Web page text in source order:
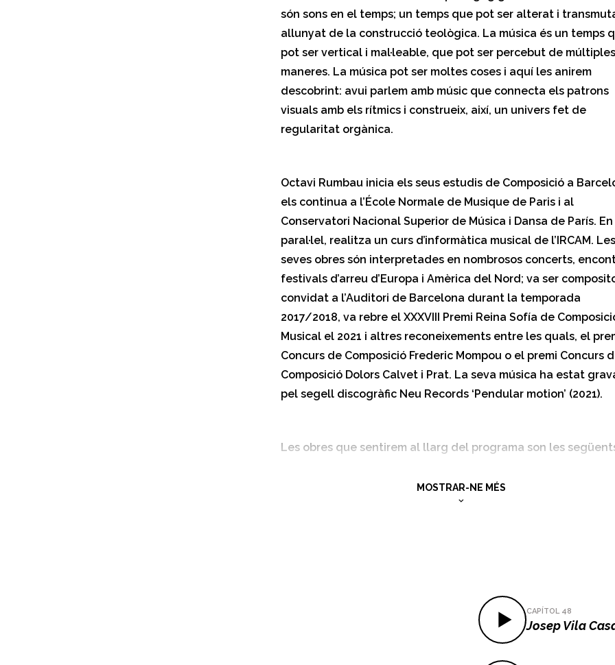
són sons en el temps; un temps que pot ser alterat i
allunyat de la construcció teològica. La música és un temps
pot ser vertical i mal·leable, que pot ser percebut de múltiples
maneres. La música pot ser moltes coses i aquí les anirem
descobrint: avui parlem amb músic que connecta els patrons
visuals amb els rítmics i construeix, així, un univers fet de
regularitat orgànica.
Octavi Rumbau inicia els seus estudis de Composició a
els continua a l’École Normale de Musique de Paris i al
Conservatori Nacional Superior de Música i Dansa de París. En
paral·lel, realitza un curs d’informàtica musical de l’IRCAM. Les
seves obres són interpretades en nombrosos concerts,
festivals d’arreu d’Europa i Amèrica del Nord; va ser
convidat a l’Auditori de Barcelona durant la temporada
2017/2018, va rebre el XXXVIII Premi Reina Sofía de
Musical el 2021 i altres reconeixements entre les quals, el
Concurs de Composició Frederic Mompou o el premi Concurs
Composició Dolors Calvet i Prat. La seva música ha estat
pel segell discogràfic Neu Records ‘Pendular motion’ (2021).
Les obres que sentirem al llarg del programa son les
MOSTRAR-NE MÉS
CAPÍTOL 48
Josep Vila